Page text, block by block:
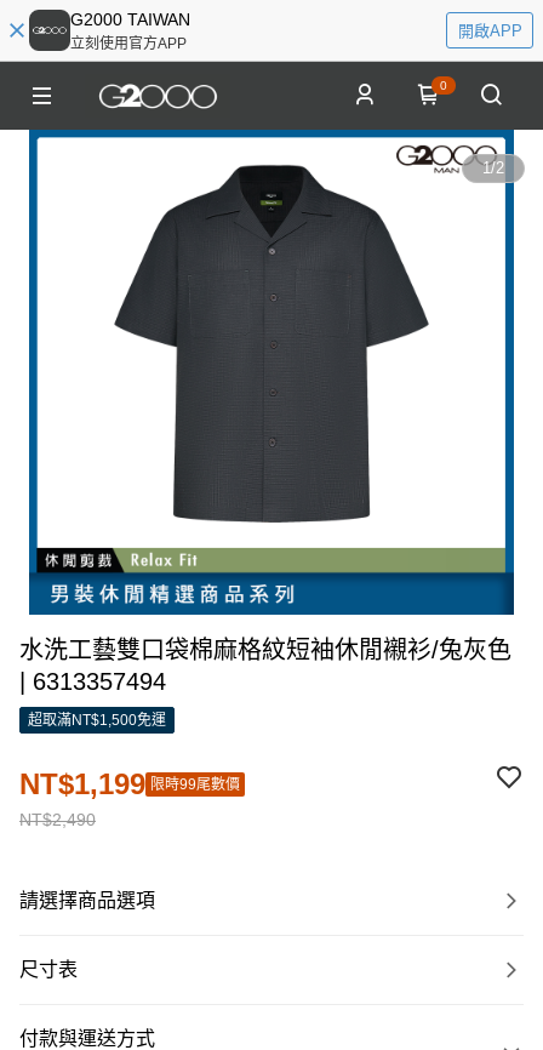
G2000 TAIWAN
立刻使用官方APP
開啟APP
0
1/2
水洗工藝雙口袋棉麻格紋短袖休閒襯衫/兔灰色
| 6313357494
超取滿NT$1,500免運
NT$2,490
NT$1,199 限時99尾數價
請選擇商品選項
尺寸表
付款與運送方式